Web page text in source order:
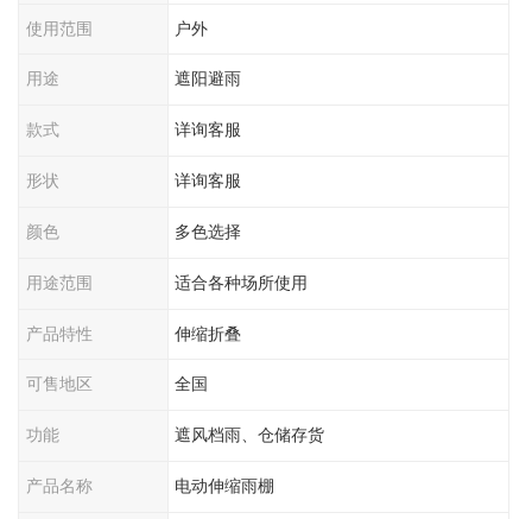
使用范围 户外
用途 遮阳避雨
款式 详询客服
形状 详询客服
颜色 多色选择
用途范围 适合各种场所使用
产品特性 伸缩折叠
可售地区 全国
功能 遮风档雨、仓储存货
产品名称 电动伸缩雨棚